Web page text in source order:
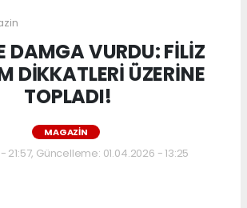
DAMGA VURDU: FİLİZ
DİKKATLERİ ÜZERİNE
TOPLADI!
MAGAZIN
21:57, Güncelleme: 01.04.2026 - 13:25